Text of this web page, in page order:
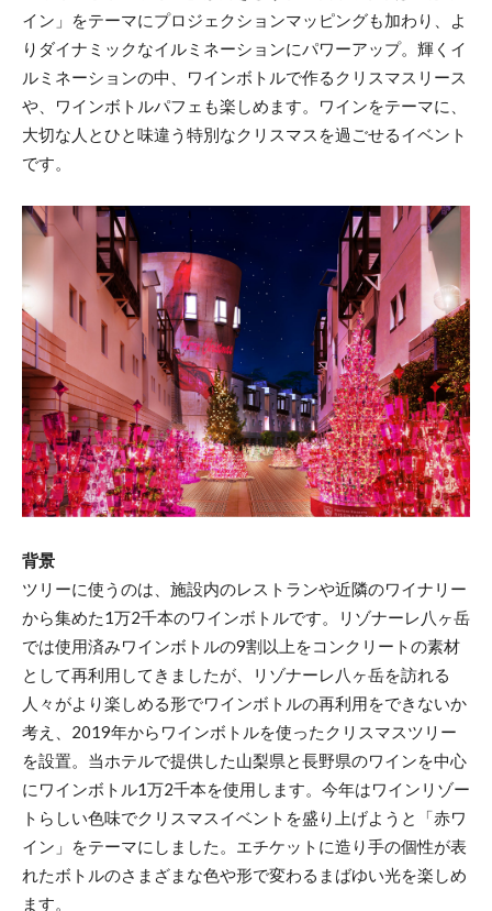
イン」をテーマにプロジェクションマッピングも加わり、よ
りダイナミックなイルミネーションにパワーアップ。輝くイ
ルミネーションの中、ワインボトルで作るクリスマスリース
や、ワインボトルパフェも楽しめます。ワインをテーマに、
大切な人とひと味違う特別なクリスマスを過ごせるイベント
です。
背景
ツリーに使うのは、施設内のレストランや近隣のワイナリー
から集めた1万2千本のワインボトルです。リゾナーレ八ヶ岳
では使用済みワインボトルの9割以上をコンクリートの素材
として再利用してきましたが、リゾナーレ八ヶ岳を訪れる
人々がより楽しめる形でワインボトルの再利用をできないか
考え、2019年からワインボトルを使ったクリスマスツリー
を設置。当ホテルで提供した山梨県と長野県のワインを中心
にワインボトル1万2千本を使用します。今年はワインリゾー
トらしい色味でクリスマスイベントを盛り上げようと「赤ワ
イン」をテーマにしました。エチケットに造り手の個性が表
れたボトルのさまざまな色や形で変わるまばゆい光を楽しめ
ます。